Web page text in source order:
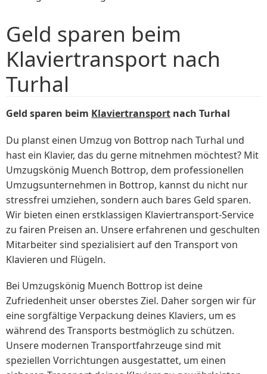
Geld sparen beim
Klaviertransport nach
Turhal
Geld sparen beim Klaviertransport nach Turhal
Du planst einen Umzug von Bottrop nach Turhal und
hast ein Klavier, das du gerne mitnehmen möchtest? Mit
Umzugskönig Muench Bottrop, dem professionellen
Umzugsunternehmen in Bottrop, kannst du nicht nur
stressfrei umziehen, sondern auch bares Geld sparen.
Wir bieten einen erstklassigen Klaviertransport-Service
zu fairen Preisen an. Unsere erfahrenen und geschulten
Mitarbeiter sind spezialisiert auf den Transport von
Klavieren und Flügeln.
Bei Umzugskönig Muench Bottrop ist deine
Zufriedenheit unser oberstes Ziel. Daher sorgen wir für
eine sorgfältige Verpackung deines Klaviers, um es
während des Transports bestmöglich zu schützen.
Unsere modernen Transportfahrzeuge sind mit
speziellen Vorrichtungen ausgestattet, um einen